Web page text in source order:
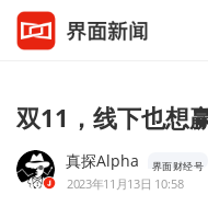
双11，线下也想
真探Alpha 界面财经号
2023年11月13日 10:58